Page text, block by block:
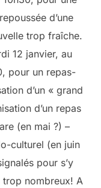
d’une
trop fraîche.
12 janvier, au
pour un repas-
d’un « grand
d’un repas
(en mai ?) –
culturel (en juin
pour s’y
trop nombreux! A